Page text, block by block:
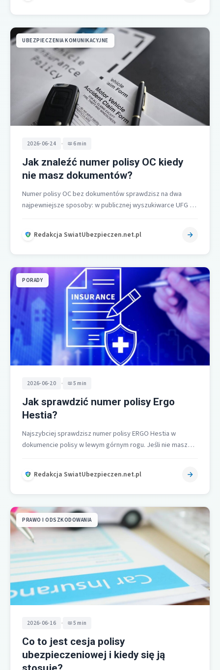
UBEZPIECZENIA KOMUNIKACYJNE
2026-06-24 • 6 min
Jak znaleźć numer polisy OC kiedy
nie masz dokumentów?
Numer polisy OC bez dokumentów sprawdzisz na dwa
najpewniejsze sposoby: w publicznej wyszukiwarce UFG po
Redakcja SwiatUbezpieczen.net.pl
PORADY
2026-06-20 • 5 min
Jak sprawdzić numer polisy Ergo
Hestia?
Najszybciej sprawdzisz numer polisy ERGO Hestia w
dokumencie polisy w lewym górnym rogu. Jeśli nie masz
Redakcja SwiatUbezpieczen.net.pl
PRAWO I ODSZKODOWANIA
2026-06-16 • 5 min
Co to jest cesja polisy
ubezpieczeniowej i kiedy się ją